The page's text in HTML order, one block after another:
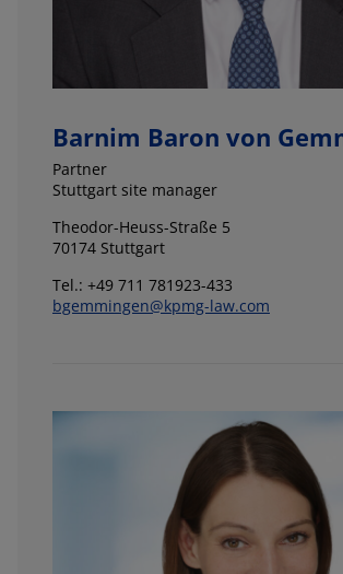
Barnim Baron von
Partner
Stuttgart site manager
Theodor-Heuss-Straße 5
70174 Stuttgart
Tel.: +49 711 781923-433
bgemmingen@kpmg-law.com